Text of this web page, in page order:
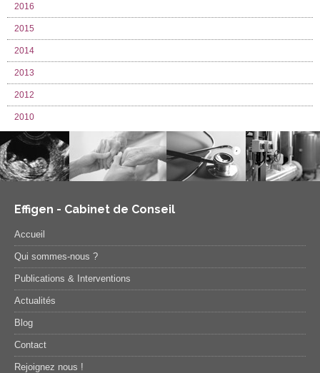
2016
2015
2014
2013
2012
2010
Effigen - Cabinet de Conseil
Accueil
Qui sommes-nous ?
Publications & Interventions
Actualités
Blog
Contact
Rejoignez nous !